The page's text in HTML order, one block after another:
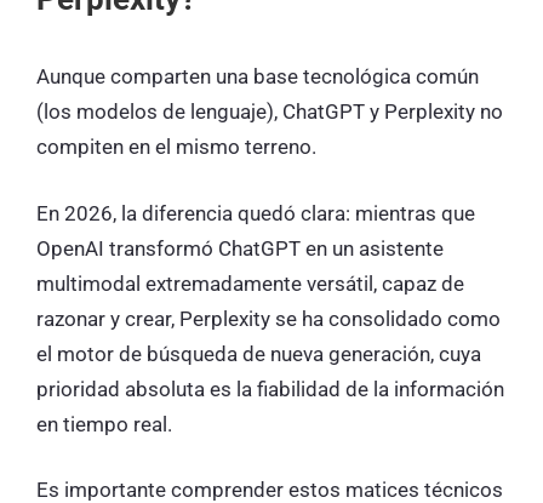
Aunque comparten una base tecnológica común
(los modelos de lenguaje), ChatGPT y Perplexity no
compiten en el mismo terreno.
En 2026, la diferencia quedó clara: mientras que
OpenAI transformó ChatGPT en un asistente
multimodal extremadamente versátil, capaz de
razonar y crear, Perplexity se ha consolidado como
el motor de búsqueda de nueva generación, cuya
prioridad absoluta es la fiabilidad de la información
en tiempo real.
Es importante comprender estos matices técnicos